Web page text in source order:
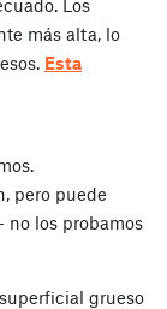
Los
más alta, lo
Esta
pero puede
no los probamos
grueso